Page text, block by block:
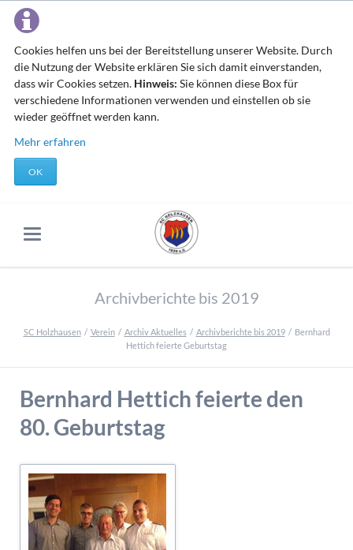
Cookies helfen uns bei der Bereitstellung unserer Website. Durch
die Nutzung der Website erklären Sie sich damit einverstanden,
dass wir Cookies setzen. Hinweis: Sie können diese Box für
verschiedene Informationen verwenden und einstellen ob sie
wieder geöffnet werden kann.
Mehr erfahren
OK
Archivberichte bis 2019
SC Holzhausen Verein Archiv Aktuelles Archivberichte bis 2019
Bernhard
Hettich feierte Geburtstag
Bernhard Hettich feierte den
80. Geburtstag